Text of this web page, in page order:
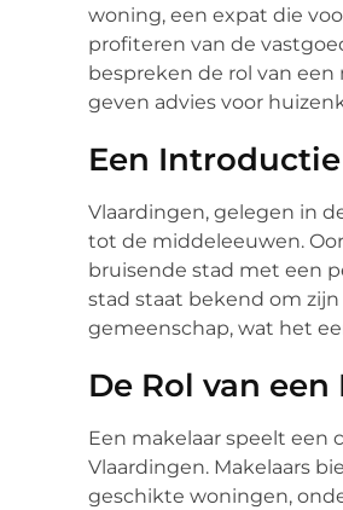
woning, een expat die
profiteren van de
bespreken de rol van
geven advies voor
Een
Vlaardingen, gelegen in
tot de middeleeuwen.
bruisende stad met een
stad staat bekend om
gemeenschap, wat het
De Rol van
Een makelaar speelt een
Vlaardingen. Makelaars
geschikte woningen,